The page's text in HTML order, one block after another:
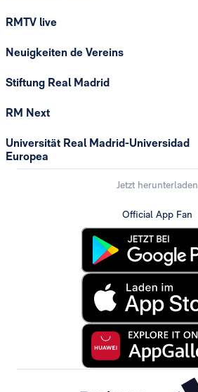
RMTV live
Neuigkeiten de Vereins
Stiftung Real Madrid
RM Next
Universität Real Madrid-Universidad
Europea
Jetzt herunterladen
Official App Fan